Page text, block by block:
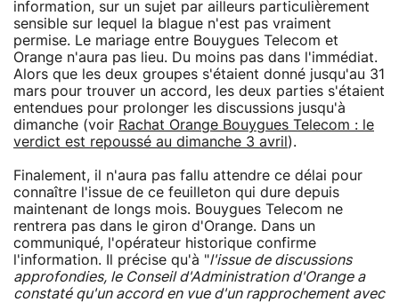
information, sur un sujet par ailleurs particulièrement
sensible sur lequel la blague n'est pas vraiment
permise. Le mariage entre Bouygues Telecom et
Orange n'aura pas lieu. Du moins pas dans l'immédiat.
Alors que les deux groupes s'étaient donné jusqu'au 31
mars pour trouver un accord, les deux parties s'étaient
entendues pour prolonger les discussions jusqu'à
dimanche (voir Rachat Orange Bouygues Telecom : le
verdict est repoussé au dimanche 3 avril ).
Finalement, il n'aura pas fallu attendre ce délai pour
connaître l'issue de ce feuilleton qui dure depuis
maintenant de longs mois. Bouygues Telecom ne
rentrera pas dans le giron d'Orange. Dans un
communiqué, l'opérateur historique confirme
l'information. Il précise qu'à "l'issue de discussions
approfondies, le Conseil d'Administration d'Orange a
constaté qu'un accord en vue d'un rapprochement avec